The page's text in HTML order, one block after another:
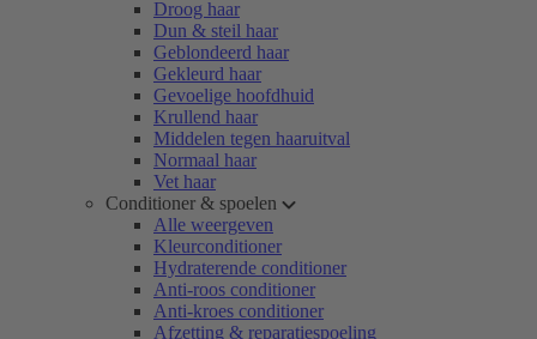
Droog haar
Dun & steil haar
Geblondeerd haar
Gekleurd haar
Gevoelige hoofdhuid
Krullend haar
Middelen tegen haaruitval
Normaal haar
Vet haar
Conditioner & spoelen
Alle weergeven
Kleurconditioner
Hydraterende conditioner
Anti-roos conditioner
Anti-kroes conditioner
Afzetting & reparatiespoeling